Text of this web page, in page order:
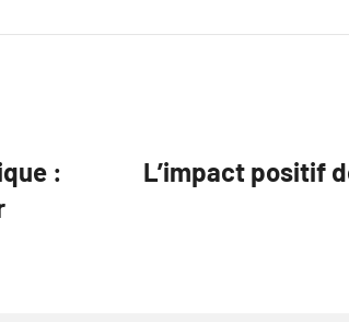
:
L’impact positif